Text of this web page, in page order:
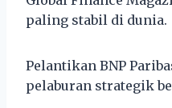
paling stabil di dunia.
Pelantikan BNP
pelaburan strategik